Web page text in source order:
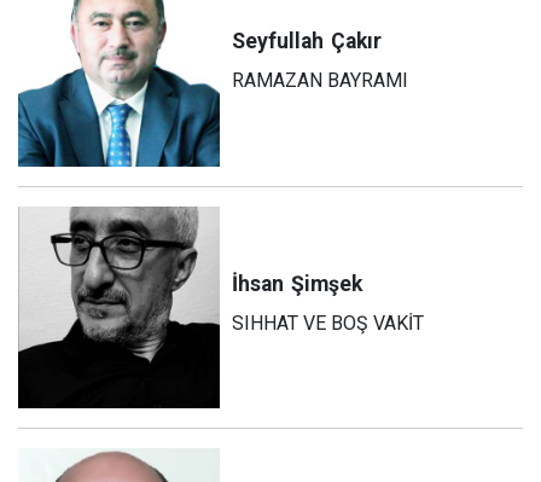
Seyfullah Çakır
RAMAZAN BAYRAMI
İhsan Şimşek
SIHHAT VE BOŞ VAKİT